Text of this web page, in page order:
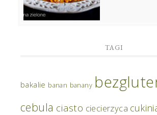
TAGI
bakalie banan banany
cebula ciasto ciecierzyca